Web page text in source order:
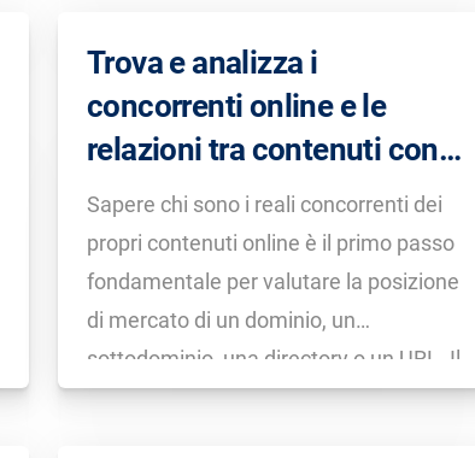
Trova e analizza i
concorrenti online e le
relazioni tra contenuti con
SISTRIX
Sapere chi sono i reali concorrenti dei
propri contenuti online è il primo passo
fondamentale per valutare la posizione
di mercato di un dominio, un
sottodominio, una directory o un URL. Il
sito potrebbe raggiungere ranking